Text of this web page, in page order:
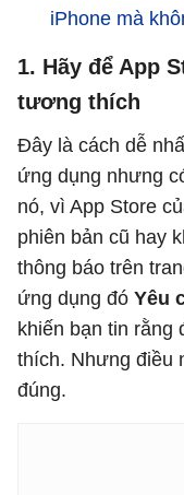
iPhone mà
1. Hãy để App
tương thích
Đây là cách dễ
ứng dụng nhưng
nó, vì App Store
phiên bản cũ hay
thông báo trên
ứng dụng đó Yêu
khiến bạn tin rằng
thích. Nhưng điều
đúng.